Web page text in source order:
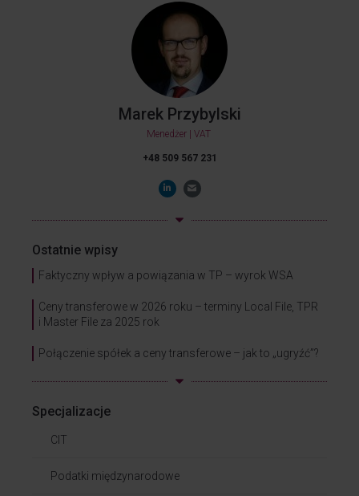
Marek Przybylski
Menedżer | VAT
+48 509 567 231
Ostatnie wpisy
Faktyczny wpływ a powiązania w TP – wyrok WSA
Ceny transferowe w 2026 roku – terminy Local File, TPR
i Master File za 2025 rok
Połączenie spółek a ceny transferowe – jak to „ugryźć”?
Specjalizacje
CIT
Podatki międzynarodowe